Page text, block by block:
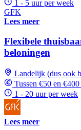
1 - 5 uur per week
GFK
Lees meer
Flexibele
beloningen
Landelijk (dus ook
Tussen €50 en €400
1 - 20 uur per week
Lees meer